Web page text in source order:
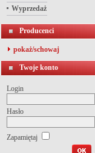
Wyprzedaż
Producenci
pokaż/schowaj
Twoje konto
Login
Hasło
Zapamiętaj